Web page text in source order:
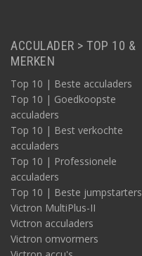
ACCULADER > TOP 10 &
MERKEN
Top 10 | Beste acculaders
Top 10 | Goedkoopste
acculaders
Top 10 | Best verkochte
acculaders
Top 10 | Professionele
acculaders
Top 10 | Beste jumpstarters
Victron MultiPlus-II
Victron acculaders
Victron omvormers